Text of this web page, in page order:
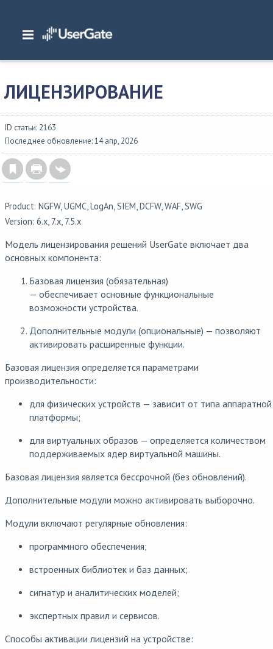
Главная/ Документация/Общие сведения
Лицензирование
ЛИЦЕНЗИРОВАНИЕ
ID статьи: 2163
Последнее обновление: 14 апр, 2026
Product: NGFW, UGMC, LogAn, SIEM, DCFW, WAF, SWG
Version: 6.x, 7.x, 7.5.x
Модель лицензирования решений UserGate включает два
основных компонента:
Базовая лицензия (обязательная)
— обеспечивает основные функциональные
возможности устройства.
Дополнительные модули (опциональные) — позволяют
активировать расширенные функции.
Базовая лицензия определяется параметрами
производительности:
для физических устройств — зависит от типа аппаратной
платформы;
для виртуальных образов — определяется количеством
поддерживаемых ядер виртуальной машины.
Базовая лицензия является бессрочной (без обновлений).
Дополнительные модули можно активировать выборочно.
Модули включают регулярные обновления:
программного обеспечения;
встроенных библиотек и баз данных;
сигнатур и аналитических моделей;
экспертных правил и сервисов.
Способы активации лицензий на устройстве: